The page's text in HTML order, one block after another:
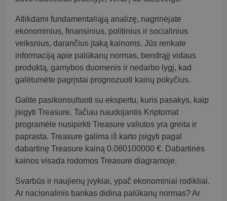
Atlikdami fundamentaliąją analizę, nagrinėjate
ekonominius, finansinius, politinius ir socialinius
veiksnius, darančius įtaką kainoms. Jūs renkate
informaciją apie palūkanų normas, bendrąjį vidaus
produktą, gamybos duomenis ir nedarbo lygį, kad
galėtumėte pagrįstai prognozuoti kainų pokyčius.
Galite pasikonsultuoti su ekspertu, kuris pasakys, kaip
įsigyti Treasure. Tačiau naudojantis Kriptomat
programėle nusipirkti Treasure valiutos yra greita ir
paprasta. Treasure galima iš karto įsigyti pagal
dabartinę Treasure kainą 0.080100000 €. Dabartinės
kainos visada rodomos Treasure diagramoje.
Svarbūs ir naujienų įvykiai, ypač ekonominiai rodikliai.
Ar nacionalinis bankas didina palūkanų normas? Ar